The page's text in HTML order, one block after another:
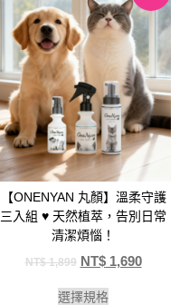
【ONENYAN 丸顏】溫柔守護
三入組 ♥️ 天然植萃，告別日常
清潔煩惱！
NT$1,899 NT$1,690
選擇規格